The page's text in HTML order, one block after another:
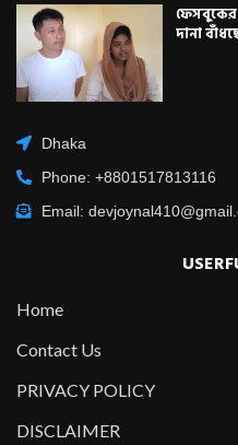
ফেসবুকের
দানা
Dhaka
Phone: +8801517813116
Email:
Home
Contact Us
PRIVACY POLICY
DISCLAIMER